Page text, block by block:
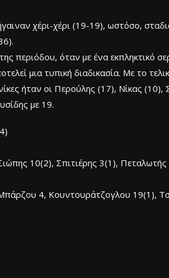
χέρι-χέρι (19-19), ωστόσο,
περιόδου, όταν με ένα εκπληκτικό
μια τυπική διαδικασία. Με το
ήταν οι Περούλης (17), Νίκας
με 19.
10(2), Σπιτιέρης 3(1),
4, Κουντουράτζογλου 19(1),